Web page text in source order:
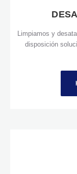
Limpiamos y
disposición